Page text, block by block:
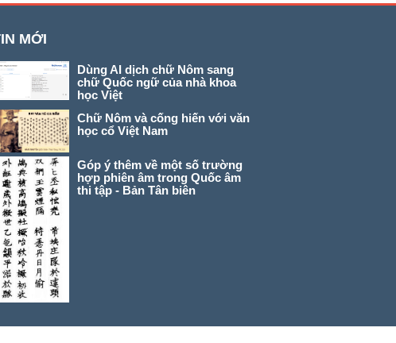
MỚI
Dùng AI dịch chữ Nôm sang
chữ Quốc ngữ của nhà khoa
học Việt
Chữ Nôm và cống hiến với văn
học cổ Việt Nam
Góp ý thêm về một số trường
hợp phiên âm trong Quốc âm
thi tập - Bản Tân biên